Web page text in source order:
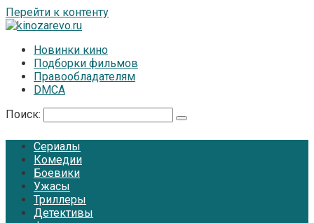
Перейти к контенту
Новинки кино
Подборки фильмов
Правообладателям
DMCA
Поиск:
Сериалы
Комедии
Боевики
Ужасы
Триллеры
Детективы